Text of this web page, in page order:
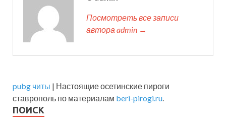
Посмотреть все записи
автора admin →
pubg читы | Настоящие осетинские пироги
ставрополь по материалам beri-pirogi.ru
ПОИСК